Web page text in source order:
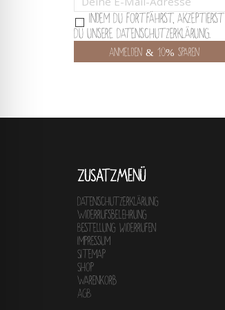
Indem Du fortfährst, akzeptierst
Du unsere Datenschutzerklärung.
ZUSATZMENÜ
Datenschutzerklärung
Widerrufsbelehrung
Bestellung widerrufen
Impressum
Sitemap
Shop
Warenkorb
AGB